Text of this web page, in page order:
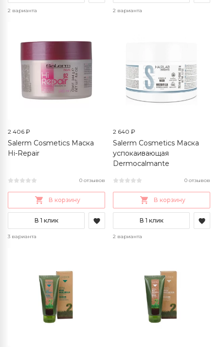
2 варианта 2 варианта
2 406 ₽
Salerm Cosmetics Маска
Hi-Repair
0 отзывов
В корзину
В 1 клик
3 варианта
2 640 ₽
Salerm Cosmetics Маска
успокаивающая
Dermocalmante
0 отзывов
В корзину
В 1 клик
2 варианта